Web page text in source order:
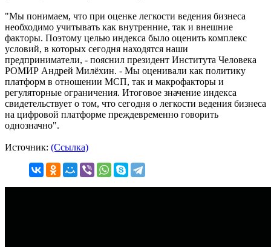
"Мы понимаем, что при оценке легкости ведения бизнеса
необходимо учитывать как внутренние, так и внешние
факторы. Поэтому целью индекса было оценить комплекс
условий, в которых сегодня находятся наши
предприниматели, - пояснил президент Института Человека
РОМИР Андрей Милёхин. - Мы оценивали как политику
платформ в отношении МСП, так и макрофакторы и
регуляторные ограничения. Итоговое значение индекса
свидетельствует о том, что сегодня о легкости ведения бизнеса
на цифровой платформе преждевременно говорить
однозначно".
Источник: (Ссылка)